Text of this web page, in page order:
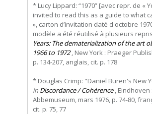
* Lucy Lippard: “1970” [avec repr. de «
invited to read this as a guide to what
», carton d’invitation daté d'octobre
modèle a été réutilisé à plusieurs
Years: The dematerialization of the art
1966 to 1972, New York : Praeger
p. 134-207, anglais, cit. p. 178
* Douglas Crimp: "Daniel Buren's New
in Discordance / Cohérence, Eindhoven
Abbemuseum, mars 1976, p. 74-80,
cit. p. 75, 77